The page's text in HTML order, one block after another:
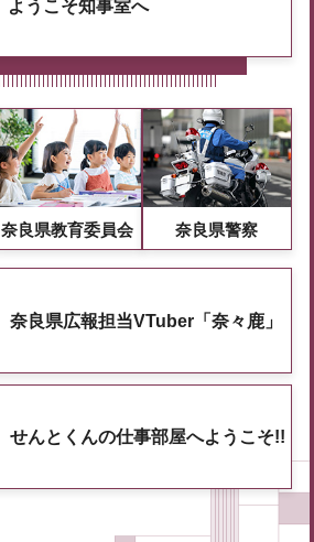
ようこそ知事室へ
奈良県教育委員会 奈良県警察
奈良県広報担当VTuber「奈々鹿」
せんとくんの仕事部屋へようこそ!!